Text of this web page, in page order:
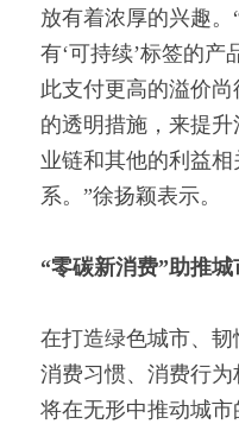
放有着浓厚的兴趣
有‘可持续’标签的
此支付更高的溢价
的透明措施，来提
业链和其他的利益
系。”徐扬颖表示。
“零碳新消费”助推
在打造绿色城市、
消费习惯、消费行为
将在无形中推动城市